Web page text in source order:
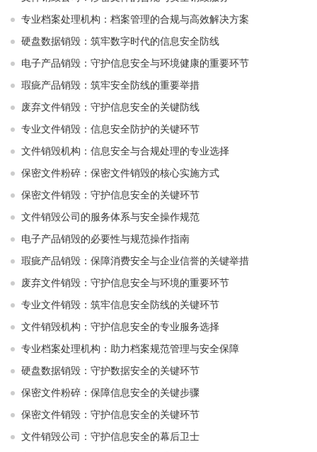
专业档案处理机构：档案管理的合规与高效解决方案
硬盘数据销毁：筑牢数字时代的信息安全防线
电子产品销毁：守护信息安全与环境健康的重要环节
瑕疵产品销毁：筑牢安全防线的重要举措
废弃文件销毁：守护信息安全的关键防线
专业文件销毁：信息安全防护的关键环节
文件销毁机构：信息安全与合规处理的专业选择
保密文件粉碎：保密文件销毁的核心实施方式
保密文件销毁：守护信息安全的关键环节
文件销毁公司的服务体系与安全操作规范
电子产品销毁的必要性与规范操作指南
瑕疵产品销毁：保障消费安全与企业信誉的关键举措
废弃文件销毁：守护信息安全与环境的重要环节
专业文件销毁：筑牢信息安全防线的关键环节
文件销毁机构：守护信息安全的专业服务选择
专业档案处理机构：助力档案规范管理与安全保障
硬盘数据销毁：守护数据安全的关键环节
保密文件粉碎：保障信息安全的关键步骤
保密文件销毁：守护信息安全的关键环节
文件销毁公司：守护信息安全的幕后卫士